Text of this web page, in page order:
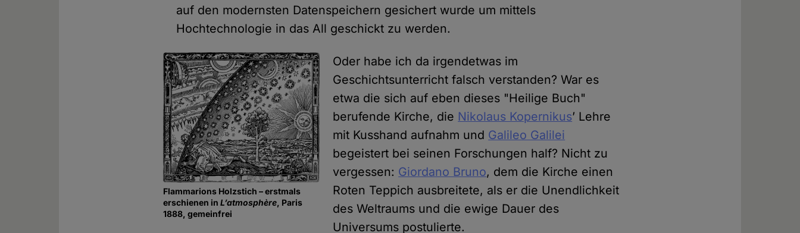
auf den modernsten Datenspeichern gesichert wurde um mittels
Hochtechnologie in das All geschickt zu werden.
Flammarions Holzstich – erstmals
erschienen in L’atmosphère, Paris
1888, gemeinfrei
Oder habe ich da irgendetwas im
Geschichtsunterricht falsch verstanden? War es
etwa die sich auf eben dieses "Heilige Buch"
berufende Kirche, die Nikolaus Kopernikus’ Lehre
mit Kusshand aufnahm und Galileo Galilei
begeistert bei seinen Forschungen half? Nicht zu
vergessen: Giordano Bruno, dem die Kirche einen
Roten Teppich ausbreitete, als er die Unendlichkeit
des Weltraums und die ewige Dauer des
Universums postulierte.